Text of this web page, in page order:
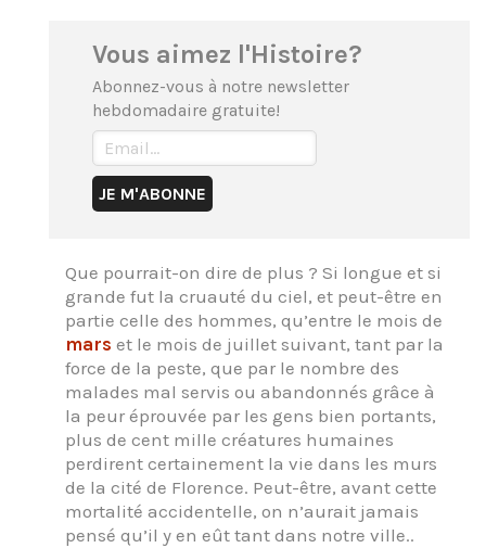
Vous aimez l'Histoire?
Abonnez-vous à notre newsletter
hebdomadaire gratuite!
Que pourrait-on dire de plus ? Si longue et si
grande fut la cruauté du ciel, et peut-être en
partie celle des hommes, qu’entre le mois de
mars et le mois de juillet suivant, tant par la
force de la peste, que par le nombre des
malades mal servis ou abandonnés grâce à
la peur éprouvée par les gens bien portants,
plus de cent mille créatures humaines
perdirent certainement la vie dans les murs
de la cité de Florence. Peut-être, avant cette
mortalité accidentelle, on n’aurait jamais
pensé qu’il y en eût tant dans notre ville..